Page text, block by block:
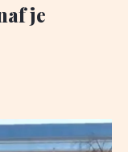
je